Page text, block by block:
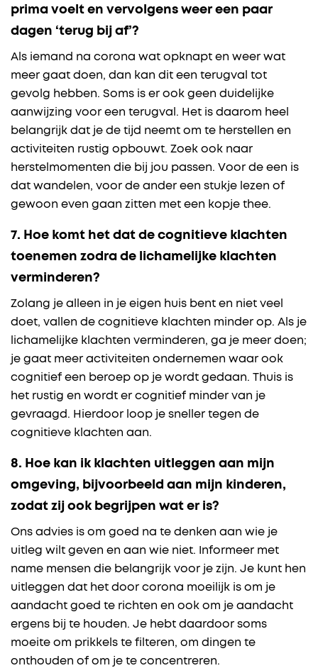
prima voelt en vervolgens weer een paar
dagen ‘terug bij af’?
Als iemand na corona wat opknapt en weer wat
meer gaat doen, dan kan dit een terugval tot
gevolg hebben. Soms is er ook geen duidelijke
aanwijzing voor een terugval. Het is daarom heel
belangrijk dat je de tijd neemt om te herstellen en
activiteiten rustig opbouwt. Zoek ook naar
herstelmomenten die bij jou passen. Voor de een is
dat wandelen, voor de ander een stukje lezen of
gewoon even gaan zitten met een kopje thee.
7. Hoe komt het dat de cognitieve klachten
toenemen zodra de lichamelijke klachten
verminderen?
Zolang je alleen in je eigen huis bent en niet veel
doet, vallen de cognitieve klachten minder op. Als je
lichamelijke klachten verminderen, ga je meer doen;
je gaat meer activiteiten ondernemen waar ook
cognitief een beroep op je wordt gedaan. Thuis is
het rustig en wordt er cognitief minder van je
gevraagd. Hierdoor loop je sneller tegen de
cognitieve klachten aan.
8. Hoe kan ik klachten uitleggen aan mijn
omgeving, bijvoorbeeld aan mijn kinderen,
zodat zij ook begrijpen wat er is?
Ons advies is om goed na te denken aan wie je
uitleg wilt geven en aan wie niet. Informeer met
name mensen die belangrijk voor je zijn. Je kunt hen
uitleggen dat het door corona moeilijk is om je
aandacht goed te richten en ook om je aandacht
ergens bij te houden. Je hebt daardoor soms
moeite om prikkels te filteren, om dingen te
onthouden of om je te concentreren.